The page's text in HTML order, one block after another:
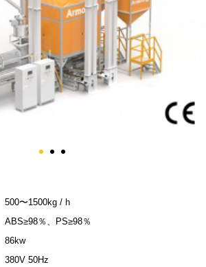
500〜1500kg / h
ABS≥98％、PS≥98％
86kw
380V 50Hz